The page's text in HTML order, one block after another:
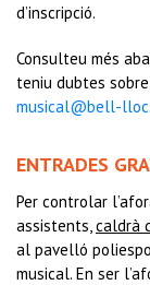
d’inscripció.
Consulteu més
teniu dubtes
musical@bell-
ENTRADES
Per controlar
assistents,caldrà
al pavelló
musical. En ser